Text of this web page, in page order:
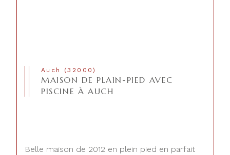
Auch (32000)
MAISON DE PLAIN-PIED AVEC
PISCINE À AUCH
Belle maison de 2012 en plein pied en parfait